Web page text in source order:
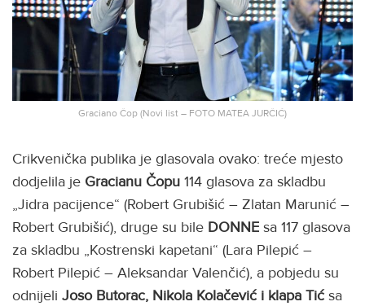
Graciano Čop (Novi list – FOTO MATEA JURČIĆ)
Crikvenička publika je glasovala ovako: treće mjesto
dodjelila je Gracianu Čopu 114 glasova za skladbu
„Jidra pacijence“ (Robert Grubišić – Zlatan Marunić –
Robert Grubišić), druge su bile DONNE sa 117 glasova
za skladbu „Kostrenski kapetani“ (Lara Pilepić –
Robert Pilepić – Aleksandar Valenčić), a pobjedu su
odnijeli Joso Butorac, Nikola Kolačević i klapa Tićsa